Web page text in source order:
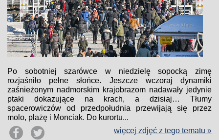
Po sobotniej szarówce w niedzielę sopocką zimę
rozjaśniło pełne słońce. Jeszcze wczoraj dynamiki
zaśnieżonym nadmorskim krajobrazom nadawały jedynie
ptaki dokazujące na krach, a dzisiaj… Tłumy
spacerowiczów od przedpołudnia przewijają się przez
molo, plażę i Monciak. Do kurortu...
więcej zdjęć z tego tematu »